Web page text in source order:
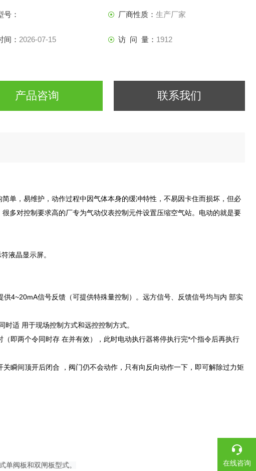
号： 厂商性质： 生产厂家
间： 2026-07-15 访 问 量： 1912
产品咨询 联系我们
单，易维护，动作过程中因气体本身的缓冲特性，不易因卡住而损坏，但必
多对控制要求高的厂专为气动仪表控制元件设置压缩空气站。电动的就是要
液晶显示屏。
4~20mA信号反馈（可提供特殊量控制）。远方信号、反馈信号均与内 部实
适 用于现场控制方式和远控控制方式。
即两个令同时存 在并有效），此时电动执行器将停执行完*个指令后再执行
瞬间顶开后闭合 ，阀门仍不会动作，只有向反向动作一下，即可解除过力矩
单阀板和双闸板型式。
在线咨询